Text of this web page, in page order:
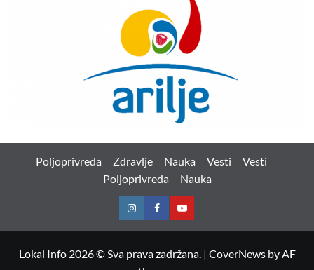
Poljoprivreda Zdravlje Nauka Vesti
Vesti
Poljoprivreda
Nauka
InstagramFacebookYoutube
Lokal Info 2026 © Sva prava zadržana. | CoverNewsby AF